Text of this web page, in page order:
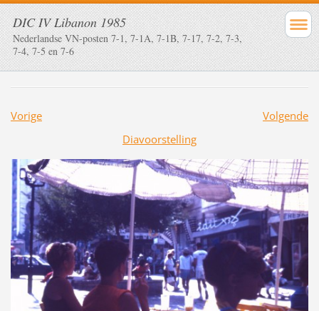
DIC IV Libanon 1985
Nederlandse VN-posten 7-1, 7-1A, 7-1B, 7-17, 7-2, 7-3,
7-4, 7-5 en 7-6
Vorige
Volgende
Diavoorstelling